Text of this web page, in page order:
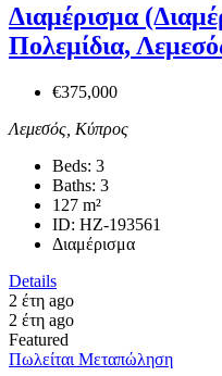
Διαμέρισμα
Πολεμίδια,
€375,000
Λεμεσός, Κύπρος
Beds: 3
Baths: 3
127 m²
ID: HZ-193561
Διαμέρισμα
Details
2 έτη ago
2 έτη ago
Featured
Πωλείται Μεταπώληση